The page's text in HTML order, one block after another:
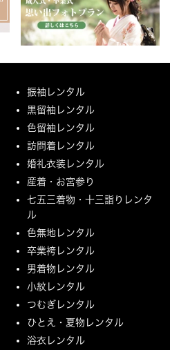
振袖レンタル
黒留袖レンタル
色留袖レンタル
訪問着レンタル
婚礼衣装レンタル
産着・お宮参り
七五三着物・十三詣りレンタ
ル
色無地レンタル
卒業袴レンタル
男着物レンタル
小紋レンタル
つむぎレンタル
ひとえ・夏物レンタル
浴衣レンタル